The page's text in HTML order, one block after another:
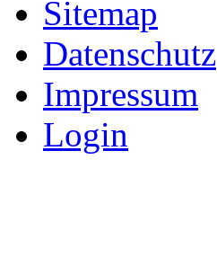
Sitemap
Datenschutz
Impressum
Login